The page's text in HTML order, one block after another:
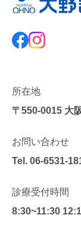
所在地
〒550-0015 大
お問い合わせ
Tel. 06-6531-
診療受付時間
8:30~11:30